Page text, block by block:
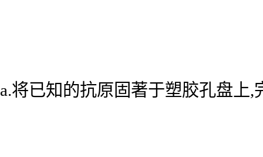
a.将已知的抗原固著于塑胶孔盘上